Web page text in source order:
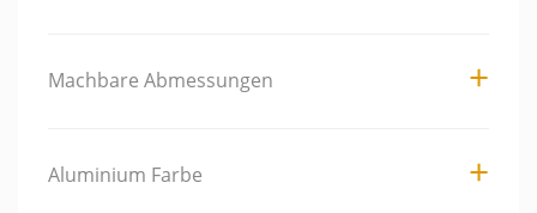
Machbare Abmessungen
Aluminium Farbe